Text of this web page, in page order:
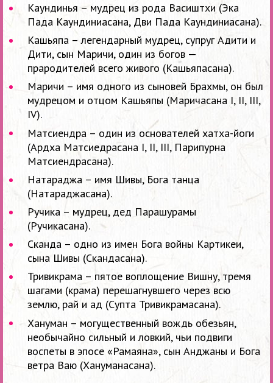
Каундинья – мудрец из рода Васиштхи (Эка
Пада Каундиниасана, Дви Пада Каундиниасана).
Кашьяпа – легендарный мудрец, супруг Адити и
Дити, сын Маричи, один из богов —
прародителей всего живого (Кашьяпасана).
Маричи – имя одного из сыновей Брахмы, он был
мудрецом и отцом Кашьяпы (Маричасана I, II, III,
IV).
Матсиендра – один из основателей хатха-йоги
(Ардха Матсиедрасана I, II, III, Парипурна
Матсиендрасана).
Натараджа – имя Шивы, Бога танца
(Натараджасана).
Ручика – мудрец, дед Парашурамы
(Ручикасана).
Сканда – одно из имен Бога войны Картикеи,
сына Шивы (Скандасана).
Тривикрама – пятое воплощение Вишну, тремя
шагами (крама) перешагнувшего через всю
землю, рай и ад (Супта Тривикрамасана).
Хануман – могущественный вождь обезьян,
необычайно сильный и ловкий, чьи подвиги
воспеты в эпосе «Рамаяна», cын Анджаны и Бога
ветра Ваю (Хануманасана).